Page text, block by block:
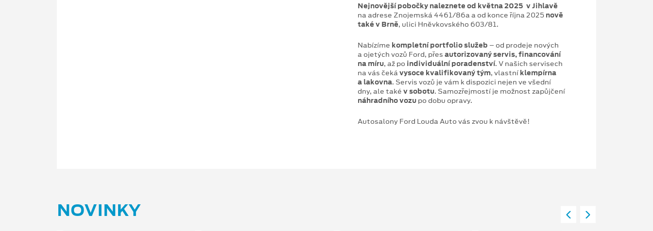
Nejnovější pobočky naleznete od května 2025 v Jihlavě
na adrese Znojemská 4461/86a a od konce října 2025 nově
také v Brně, ulici Hněvkovského 603/81.
Nabízíme kompletní portfolio služeb – od prodeje nových
a ojetých vozů Ford, přes autorizovaný servis, financování
na míru, až po individuální poradenství. V našich servisech
na vás čeká vysoce kvalifikovaný tým, vlastní klempírna
a lakovna. Servis vozů je vám k dispozici nejen ve všední
dny, ale také v sobotu. Samozřejmostí je možnost zapůjčení
náhradního vozu po dobu opravy.
Autosalony Ford Louda Auto vás zvou k návštěvě!
NOVINKY